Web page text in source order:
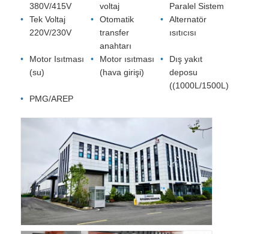
380V/415V
voltaj
Paralel Sistem
Tek Voltaj
220V/230V
Otomatik
transfer
anahtarı
Alternatör
ısıtıcısı
Motor Isıtması
(su)
Motor ısıtması
(hava girişi)
Dış yakıt
deposu
((1000L/1500L)
PMG/AREP